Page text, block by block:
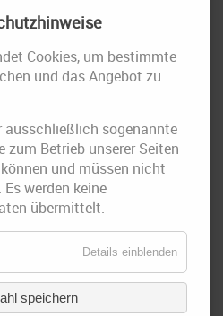
vom 10. – 11. März 2016 am 29.
„Praktische Kanalisationstechnik –
teil.
Meißen
am nunmehr 5. Wirtschaftstag im
in der Stadthalle „Stern“ in Riesa
Cookies, um bestimmte
und das Angebot zu
ausschließlich sogenannte
zum Betrieb unserer Seiten
und müssen nicht
werden keine
übermittelt.
Details einblenden
speichern